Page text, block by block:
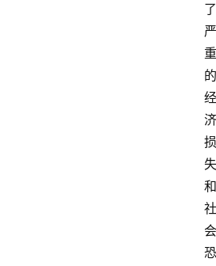
了
严
重
的
经
济
损
失
和
社
会
恐